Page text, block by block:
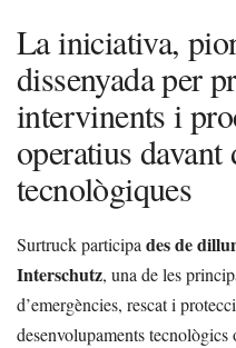
La iniciativa,
dissenyada per
intervinents i
operatius davant
tecnològiques
Surtruck participades de
Interschutz, una de les
d’emergències, rescat i
desenvolupaments tecnològics